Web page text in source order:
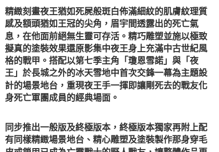
精緻刻畫夜王猶如死屍般斑白佈滿細紋的肌膚紋理質
感及額頭猶如王冠的尖角，眉宇間透露出的死亡氣
息，在他面前絕無生靈可存活。精巧雕塑並施以極致
擬真的塗裝效果還原影集中夜王身上充滿中古世紀風
格的戰甲。搭配以第七季主角「瓊恩雪諾」與「夜
王」於長城之外的冰天雪地中首次交鋒一幕為主題設
計的場景地台，重現夜王手一揮即讓剛死去的戰友化
身死亡軍團成員的經典場面。
同步推出一般版及終極版本，終極版本獨家再附上配
有同樣精緻場景地台、精心雕塑及塗裝製作那身穿毛